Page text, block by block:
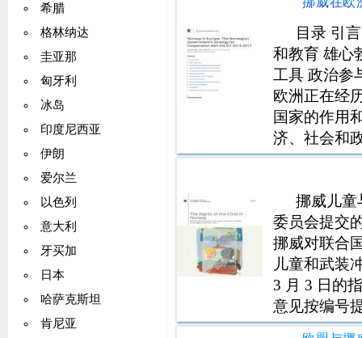
希腊
格林纳达
圭亚那
匈牙利
冰岛
印度尼西亚
伊朗
爱尔兰
以色列
意大利
牙买加
日本
哈萨克斯坦
肯尼亚
包以前构成
这一趋势。
目录 引
和教育 雄心
工具 政治参
欧洲正在经
国家的作用
济、社会和
明，法治和
任为核心
挪威儿童
委员会提交
挪威对联合
儿童和武装
3 月 3 日的
意见按编号
大致描述了